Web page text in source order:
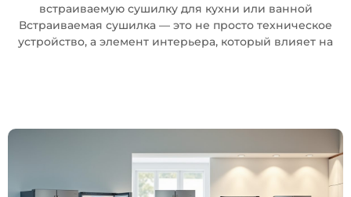
встраиваемую сушилку для кухни или ванной
Встраиваемая сушилка — это не просто техническое
устройство, а элемент интерьера, который влияет на